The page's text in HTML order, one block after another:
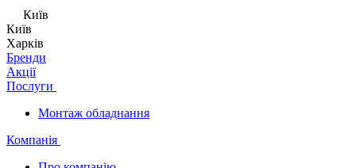
Київ
Київ
Харків
Бренди
Акції
Послуги
Монтаж обладнання
Компанія